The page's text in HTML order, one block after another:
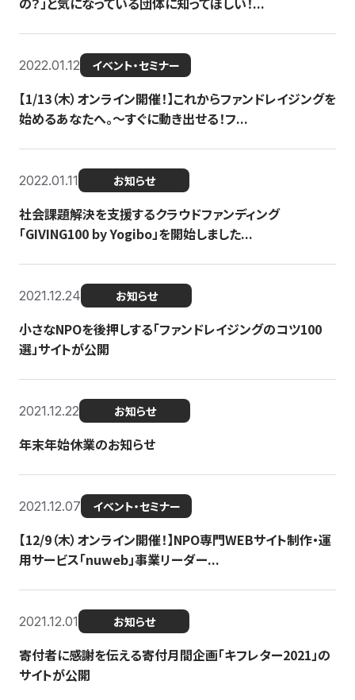
2022.01.12 イベント・セミナー
【1/13（木）オンライン開催！】これからファンドレイジングを
始めるあなたへ。〜すぐに動き出せる！フ...
2022.01.11 お知らせ
社会課題解決を支援するクラウドファンディング
「GIVING100 by Yogibo」を開始しました...
2021.12.24 お知らせ
小さなNPOを後押しする「ファンドレイジングのコツ100
選」サイトが公開
2021.12.22 お知らせ
年末年始休業のお知らせ
2021.12.07 イベント・セミナー
【12/9（木）オンライン開催！】NPO専門WEBサイト制作・運
用サービス「nuweb」事業リーダー...
2021.12.01 お知らせ
寄付者に感謝を伝える寄付月間企画「キフレター2021」の
サイトが公開